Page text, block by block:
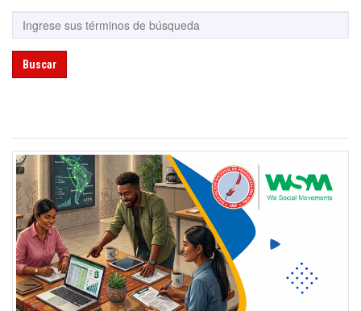
Buscar